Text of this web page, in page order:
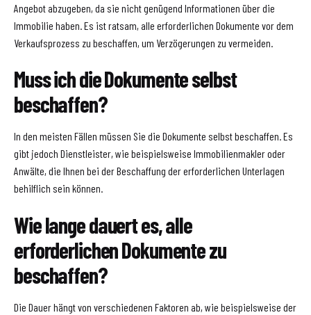
Angebot abzugeben, da sie nicht genügend Informationen über die
Immobilie haben. Es ist ratsam, alle erforderlichen Dokumente vor dem
Verkaufsprozess zu beschaffen, um Verzögerungen zu vermeiden.
Muss ich die Dokumente selbst
beschaffen?
In den meisten Fällen müssen Sie die Dokumente selbst beschaffen. Es
gibt jedoch Dienstleister, wie beispielsweise Immobilienmakler oder
Anwälte, die Ihnen bei der Beschaffung der erforderlichen Unterlagen
behilflich sein können.
Wie lange dauert es, alle
erforderlichen Dokumente zu
beschaffen?
Die Dauer hängt von verschiedenen Faktoren ab, wie beispielsweise der